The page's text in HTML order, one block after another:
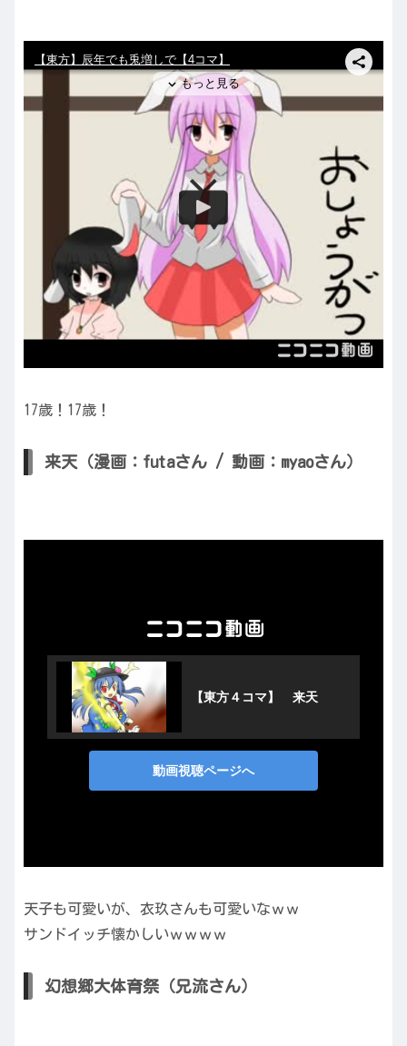
17歳！17歳！
来天（漫画：futaさん / 動画：myaoさん）
天子も可愛いが、衣玖さんも可愛いなｗｗ
サンドイッチ懐かしいｗｗｗｗ
幻想郷大体育祭（兄流さん）